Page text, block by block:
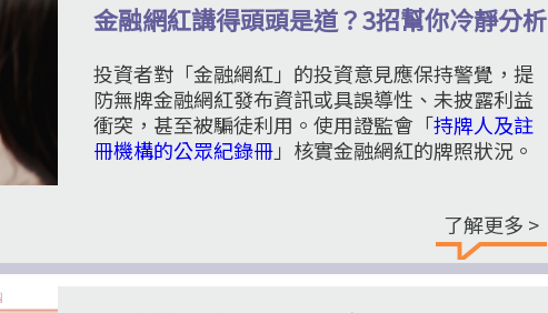
金融網紅講得頭頭是道？3招幫你冷靜分析
投資者對「金融網紅」的投資意見應保持警覺，提
防無牌金融網紅發布資訊或具誤導性、未披露利益
衝突，甚至被騙徒利用。使用證監會「持牌人及註
冊機構的公眾紀錄冊」核實金融網紅的牌照狀況。
了解更多 >